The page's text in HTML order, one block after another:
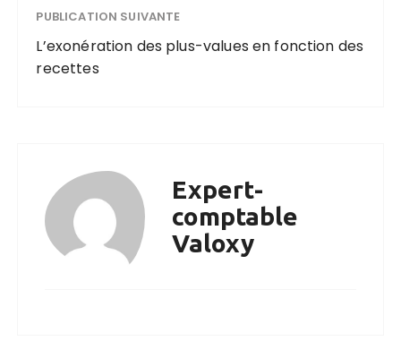
PUBLICATION SUIVANTE
L’exonération des plus-values en fonction des
recettes
Expert-
comptable
Valoxy